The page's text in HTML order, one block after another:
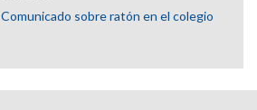
Comunicado sobre ratón en el colegio